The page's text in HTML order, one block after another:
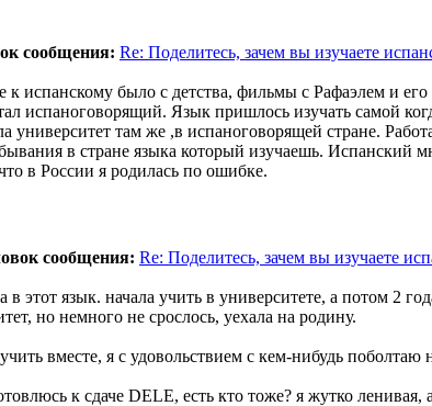
сообщения: Re: Поделитесь, зачем вы изучаете
к испанскому было с детства, фильмы с Рафаэлем и
испаноговорящий. Язык пришлось изучать самой
университет там же ,в испаноговорящей стране.
в стране языка который изучаешь. Испанский
в России я родилась по ошибке.
сообщения: Re: Поделитесь, зачем вы изучаете
в этот язык. начала учить в университете, а потом 2
но немного не срослось, уехала на родину.
вместе, я с удовольствием с кем-нибудь поболтаю
к сдаче DELE, есть кто тоже? я жутко ленивая,